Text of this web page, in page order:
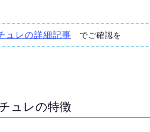
ュレの詳細記事 でご確認を
ュレの特徴